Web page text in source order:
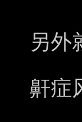
另外
鼾症